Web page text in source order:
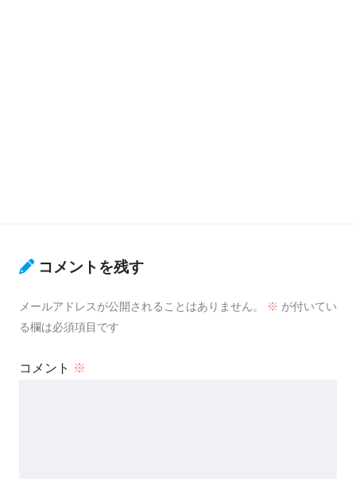
コメントを残す
メールアドレスが公開されることはありません。 ※ が付いてい
る欄は必須項目です
コメント ※